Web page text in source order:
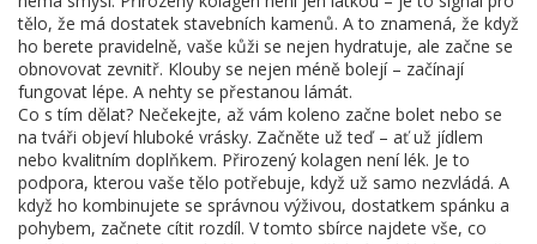
tělo, že má dostatek stavebních kamenů. A to znamená, že když
ho berete pravidelně, vaše kůži se nejen hydratuje, ale začne se
obnovovat zevnitř. Klouby se nejen méně bolejí – začínají
fungovat lépe. A nehty se přestanou lámát.
Co s tím dělat? Nečekejte, až vám koleno začne bolet nebo se
na tváři objeví hluboké vrásky. Začněte už teď – ať už jídlem
nebo kvalitním doplňkem. Přirozený kolagen není lék. Je to
podpora, kterou vaše tělo potřebuje, když už samo nezvládá. A
když ho kombinujete se správnou výživou, dostatkem spánku a
pohybem, začnete cítit rozdíl. V tomto sbírce najdete vše, co